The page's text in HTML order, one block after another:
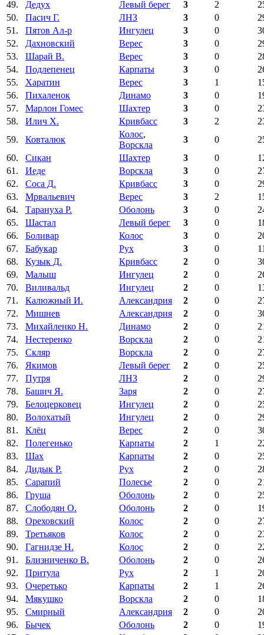
49.
Дедух Левый берег 3 2
50.
Пасич Г. ЛНЗ 3 0
51.
Пятов Ал-р Ингулец 3 0
52.
Дахновский Верес 3 0
53.
Шарай В. Верес 3 0
54.
Подлепенец Карпаты 3 0
55.
Харатин Верес 3 1
56.
Пихаленок Динамо 3 0
57.
Марлон Гомес Шахтер 3 0
58.
Илич Х. Кривбасс 3 2
59.
Ковталюк
Колос,
Ворскла
3 0
60.
Сикан Шахтер 3 0
61.
Иеде Ворскла 3 0
62.
Соса Д. Кривбасс 3 0
63.
Мрвальевич Верес 3 2
64.
Тарануха Р. Оболонь 3 0
65.
Шастал Левый берег 3 0
66.
Боливар Колос 3 0
67.
Бабукар Рух 3 0
68.
Кузык Д. Кривбасс 2 0
69.
Малыш Ингулец 2 0
70.
Виливальд Ингулец 2 0
71.
Калюжный И. Александрия 2 0
72.
Мишнев Александрия 2 0
73.
Михайленко Н. Динамо 2 0
74.
Нестеренко Ворскла 2 0
75.
Скляр Ворскла 2 0
76.
Якимов Левый берег 2 0
77.
Путря ЛНЗ 2 0
78.
Башич Я. Заря 2 0
79.
Белоцерковец Ингулец 2 0
80.
Волохатый Ингулец 2 0
81.
Клёц Верес 2 0
82.
Полегенько Карпаты 2 1
83.
Шах Карпаты 2 0
84.
Дидык Р. Рух 2 0
85.
Сарапий Полесье 2 0
86.
Груша Оболонь 2 0
87.
Слободян О. Оболонь 2 0
88.
Ореховский Колос 2 0
89.
Третьяков Колос 2 0
90.
Гагнидзе Н. Колос 2 0
91.
Близниченко В. Оболонь 2 0
92.
Притула Рух 2 1
93.
Очеретько Карпаты 2 1
94.
Мякушко Ворскла 2 0
95.
Смирный Александрия 2 0
96.
Бычек Оболонь 2 0